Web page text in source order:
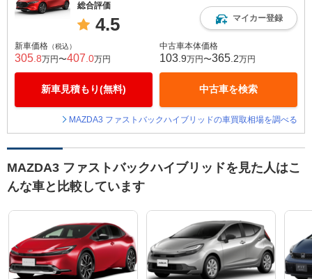
総合評価
4.5 マイカー登録
新車価格 （税込）
305 .8万円〜407 .0万円
新車見積もり(無料)
中古車本体価格
103 .9万円〜365 .2万円
中古車を検索
MAZDA3 ファストバックハイブリッドの車買取相場を調べる
MAZDA3 ファストバックハイブリッドを見た人はこ
んな車と比較しています